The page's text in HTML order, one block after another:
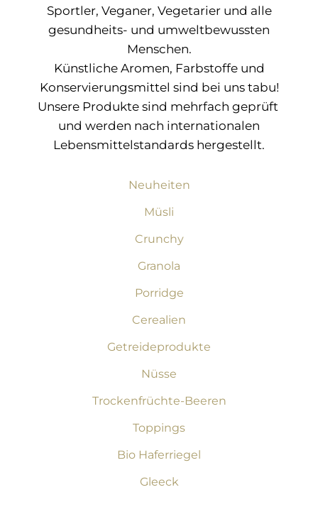
Sportler, Veganer, Vegetarier und alle
gesundheits- und umweltbewussten
Menschen.
Künstliche Aromen, Farbstoffe und
Konservierungsmittel sind bei uns tabu!
Unsere Produkte sind mehrfach geprüft
und werden nach internationalen
Lebensmittelstandards hergestellt.
Neuheiten
Müsli
Crunchy
Granola
Porridge
Cerealien
Getreideprodukte
Nüsse
Trockenfrüchte-Beeren
Toppings
Bio Haferriegel
Gleeck